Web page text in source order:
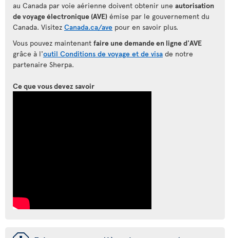
au Canada par voie aérienne doivent obtenir une autorisation
de voyage électronique (AVE) émise par le gouvernement du
Canada. Visitez Canada.ca/ave pour en savoir plus.
Vous pouvez maintenant faire une demande en ligne d'AVE
grâce à l'outil Conditions de voyage et de visa
partenaire Sherpa.
Ce que vous devez savoir